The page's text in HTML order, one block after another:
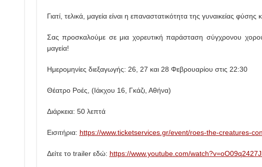
Γιατί, τελικά, μαγεία είναι η επαναστατικότητα της γυναικείας
Σας προσκαλούμε σε μια χορευτική παράσταση σύγχρονου
μαγεία!
Ημερομηνίες διεξαγωγής: 26, 27 και 28 Φεβρουαρίου στις 22:30
Θέατρο Ροές, (Ιάκχου 16, Γκάζι, Αθήνα)
Διάρκεια: 50 λεπτά
Εισιτήρια: https://www.ticketservices.gr/event/roes-the-creatures-
Δείτε το trailerεδώ: https://www.youtube.com/